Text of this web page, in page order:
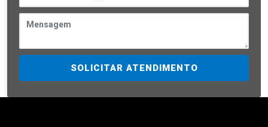
SOLICITAR ATENDIMENTO